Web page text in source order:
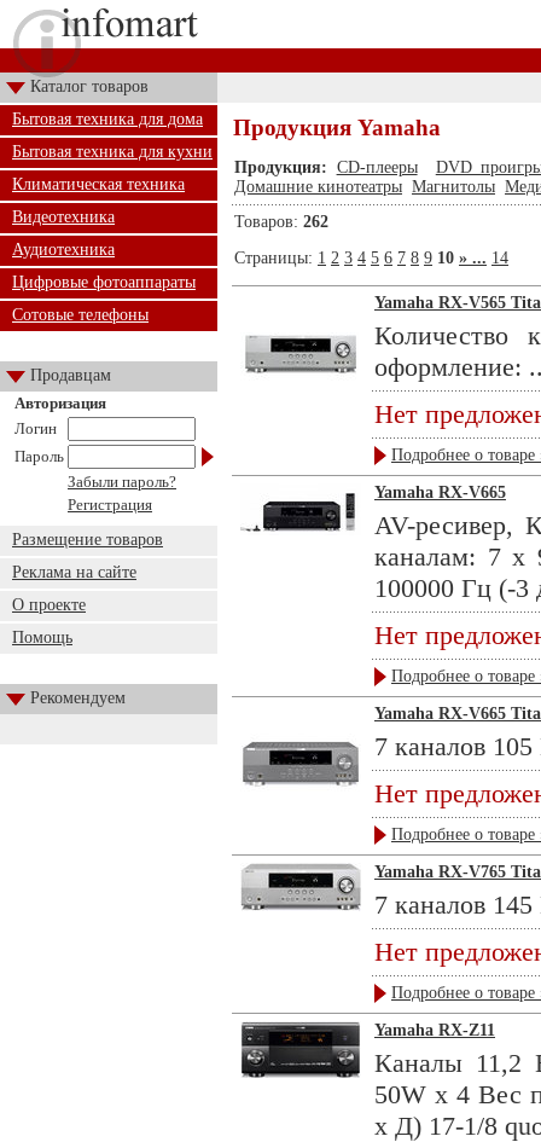
Каталог товаров
Бытовая техника для дома
Бытовая техника для кухни
Климатическая техника
Видеотехника
Аудиотехника
Цифровые фотоаппараты
Сотовые телефоны
Продавцам
Авторизация
Логин
Пароль
Забыли пароль?
Регистрация
Размещение товаров
Реклама на сайте
О проекте
Помощь
Рекомендуем
Продукция Yamaha
Продукция: CD-плееры
DVD
Домашние кинотеатры Магнитолы
Товаров: 262
Страницы: 1 2 3 4 5 6 7 8 9 10 » ... 14
Yamaha RX-V565
оформление:
Нет
Подробнее о товаре
Yamaha RX-V665
AV-ресивер,
каналам: 7 x
100000 Гц (-3
Нет
Подробнее о товаре
Yamaha RX-V665
7 каналов
Нет
Подробнее о товаре
Yamaha RX-V765
7 каналов
Нет
Подробнее о товаре
Yamaha RX-Z11
Каналы 11,2
50W x 4 Вес
х Д) 17-1/8